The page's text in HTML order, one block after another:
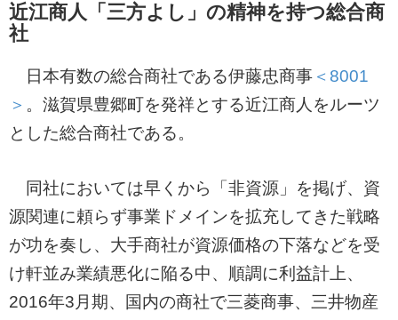
近江商人「三方よし」の精神を持つ総合商
社
日本有数の総合商社である伊藤忠商事 ＜8001
＞ 。滋賀県豊郷町を発祥とする近江商人をルーツ
とした総合商社である。
同社においては早くから「非資源」を掲げ、資
源関連に頼らず事業ドメインを拡充してきた戦略
が功を奏し、大手商社が資源価格の下落などを受
け軒並み業績悪化に陥る中、順調に利益計上、
2016年3月期、国内の商社で三菱商事、三井物産